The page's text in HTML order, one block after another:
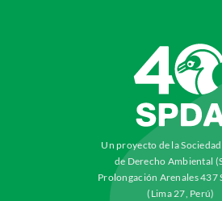
Un proyecto de la
de Derecho Ambiental
Prolongación Arenales 437
(Lima 27, Perú)